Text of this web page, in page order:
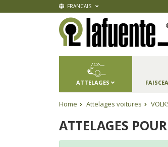
FRANCAIS
ATTELAGES
Home Attelages voitures
ATTELAGES